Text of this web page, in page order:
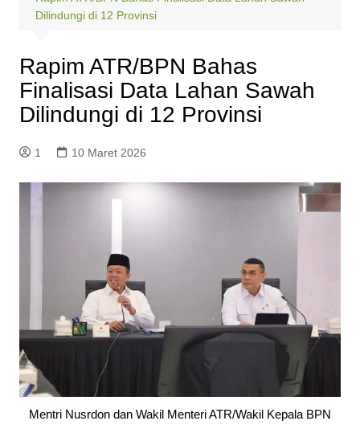
Dilindungi di 12 Provinsi
Rapim ATR/BPN Bahas
Finalisasi Data Lahan Sawah
Dilindungi di 12 Provinsi
1 10 Maret 2026
Mentri Nusrdon dan Wakil Menteri ATR/Wakil Kepala BPN